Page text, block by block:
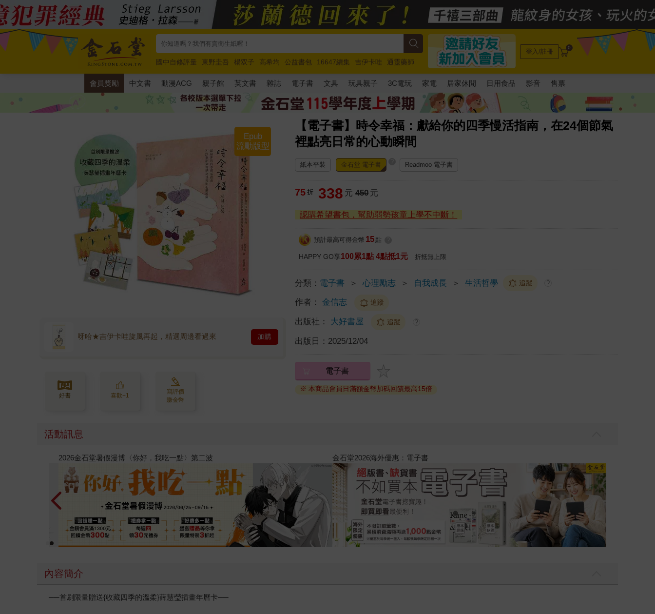
國中自修評量 東野圭吾 楊双子 高希均 公益書包 16647續集 吉伊卡哇
通靈藥師
唯紅花綻放
奧德賽 路邊攤新作 馬斯克 玩具總動員5 超慢跑
登入/註冊 0
會員獎勵 中文書 動漫ACG 親子館 英文書 雜誌 電子書 文具 玩具親子 3C電玩 家電 居家休閒 日用食品 影音 售票
【電子書】時令幸福：獻給你的四季慢活指南，在24個節氣
裡點亮日常的心動瞬間
Epub
流動版型
呀哈★吉伊卡哇旋風再起，精選周邊看過來 加購
好書 喜歡+1
寫評價
賺金幣
紙本平裝 金石堂 電子書 Readmoo 電子書
75 折 338 元 450 元
認購希望書包，幫助弱勢孩童上學不中斷！
預計最高可得金幣 15 點
HAPPY GO享100累1點 4點抵1元 折抵無上限
分類： 電子書 ＞ 心理勵志 ＞ 自我成長 ＞ 生活哲學 追蹤 ?
作者： 金信志 追蹤
出版社： 大好書屋 追蹤 ?
出版日： 2025/12/04
電子書
※ 本商品會員日滿額金幣加碼回饋最高15倍
活動訊息
春光ｘ奇幻基地｜全書系展 2026金石堂暑假漫博〈你好，我吃一點〉第二波
內容簡介
──首刷限量贈送{收藏四季的溫柔}薛慧瑩插畫年曆卡──